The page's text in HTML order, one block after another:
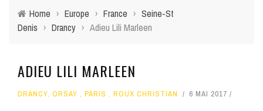
Home › Europe › France › Seine-St
Denis › Drancy › Adieu Lili Marleen
ADIEU LILI MARLEEN
DRANCY, ORSAY , PARIS , ROUX CHRISTIAN 6 MAI 2017